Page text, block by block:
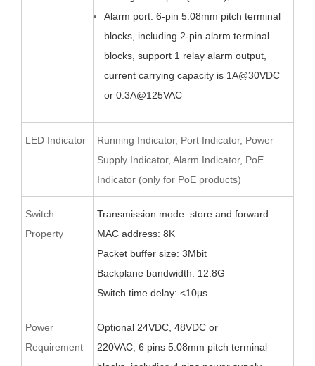
Alarm port: 6-pin 5.08mm pitch terminal
blocks, including 2-pin alarm terminal
blocks, support 1 relay alarm output,
current carrying capacity is 1A@30VDC
or 0.3A@125VAC
LED Indicator
Running Indicator, Port Indicator, Power
Supply Indicator, Alarm Indicator, PoE
Indicator (only for PoE products)
Switch
Property
Transmission mode: store and forward
MAC address: 8K
Packet buffer size: 3Mbit
Backplane bandwidth: 12.8G
Switch time delay: <10μs
Power
Requirement
Optional 24VDC, 48VDC or
220VAC, 6 pins 5.08mm pitch terminal